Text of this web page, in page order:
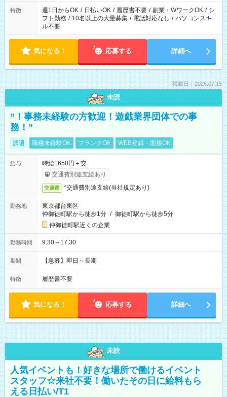
ください！
特徴 週1日からOK / 日払いOK / 履歴書不要 / 副業・WワークOK / シ
フト勤務 / 10名以上の大量募集 / 電話対応なし / パソコンスキ
ル不要
気になる！ 応募する 詳細へ
掲載日：2026.07.15
未読
”！事務未経験の方歓迎！遊戯業界団体での事
務！”
派遣 職種未経験OK ブランクOK WEB登録・面接OK
給与
時給1650円＋交
交通費別途支給あり
交通費 *交通費別途支給(当社規定あり)
勤務地
東京都台東区
仲御徒町駅から徒歩1分 / 御徒町駅から徒歩5分
仲御徒町駅近くの企業
勤務時間 9:30～17:30
期間 【急募】即日～長期
特徴 履歴書不要
気になる！ 応募する 詳細へ
未読
人気イベントも！好きな場所で働けるイベント
スタッフ☆来社不要！働いたその日に給料もら
える日払い/T1